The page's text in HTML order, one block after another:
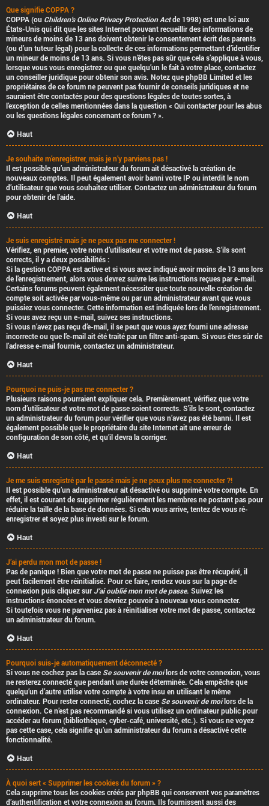
Que signifie COPPA ?
COPPA (ou Children’s Online Privacy Protection Actde 1998) est une loi aux
États-Unis qui dit que les sites Internet pouvant recueillir des informations de
mineurs de moins de 13 ans doivent obtenir le consentement écrit des parents
(ou d’un tuteur légal) pour la collecte de ces informations permettant d’identifier
un mineur de moins de 13 ans. Si vous n’êtes pas sûr que cela s’applique à vous,
lorsque vous vous enregistrez ou que quelqu’un le fait à votre place, contactez
un conseiller juridique pour obtenir son avis. Notez que phpBB Limited et les
propriétaires de ce forum ne peuvent pas fournir de conseils juridiques et ne
sauraient être contactés pour des questions légales de toutes sortes, à
l’exception de celles mentionnées dans la question « Qui contacter pour les abus
ou les questions légales concernant ce forum ? ».
Haut
Je souhaite m’enregistrer, mais je n’y parviens pas !
Il est possible qu’un administrateur du forum ait désactivé la création de
nouveaux comptes. Il peut également avoir banni votre IP ou interdit le nom
d’utilisateur que vous souhaitez utiliser. Contactez un administrateur du forum
pour obtenir de l’aide.
Haut
Je suis enregistré mais je ne peux pas me connecter !
Vérifiez, en premier, votre nom d’utilisateur et votre mot de passe. S’ils sont
corrects, il y a deux possibilités :
Si la gestion COPPA est active et si vous avez indiqué avoir moins de 13 ans lors
de l’enregistrement, alors vous devrez suivre les instructions reçues par e-mail.
Certains forums peuvent également nécessiter que toute nouvelle création de
compte soit activée par vous-même ou par un administrateur avant que vous
puissiez vous connecter. Cette information est indiquée lors de l’enregistrement.
Si vous avez reçu un e-mail, suivez ses instructions.
Si vous n’avez pas reçu d’e-mail, il se peut que vous ayez fourni une adresse
incorrecte ou que l’e-mail ait été traité par un filtre anti-spam. Si vous êtes sûr de
l’adresse e-mail fournie, contactez un administrateur.
Haut
Pourquoi ne puis-je pas me connecter ?
Plusieurs raisons pourraient expliquer cela. Premièrement, vérifiez que votre
nom d’utilisateur et votre mot de passe soient corrects. S’ils le sont, contactez
un administrateur du forum pour vérifier que vous n’avez pas été banni. Il est
également possible que le propriétaire du site Internet ait une erreur de
configuration de son côté, et qu’il devra la corriger.
Haut
Je me suis enregistré par le passé mais je ne peux plus me connecter ?!
Il est possible qu’un administrateur ait désactivé ou supprimé votre compte. En
effet, il est courant de supprimer régulièrement les membres ne postant pas pour
réduire la taille de la base de données. Si cela vous arrive, tentez de vous ré-
enregistrer et soyez plus investi sur le forum.
Haut
J’ai perdu mon mot de passe !
Pas de panique ! Bien que votre mot de passe ne puisse pas être récupéré, il
peut facilement être réinitialisé. Pour ce faire, rendez vous sur la page de
connexion puis cliquez sur J’ai oublié mon mot de passe. Suivez les
instructions énoncées et vous devriez pouvoir à nouveau vous connecter.
Si toutefois vous ne parveniez pas à réinitialiser votre mot de passe, contactez
un administrateur du forum.
Haut
Pourquoi suis-je automatiquement déconnecté ?
Si vous ne cochez pas la case Se souvenir de moilors de votre connexion, vous
ne resterez connecté que pendant une durée déterminée. Cela empêche que
quelqu’un d’autre utilise votre compte à votre insu en utilisant le même
ordinateur. Pour rester connecté, cochez la case Se souvenir de moilors de la
connexion. Ce n’est pas recommandé si vous utilisez un ordinateur public pour
accéder au forum (bibliothèque, cyber-café, université, etc.). Si vous ne voyez
pas cette case, cela signifie qu’un administrateur du forum a désactivé cette
fonctionnalité.
Haut
À quoi sert « Supprimer les cookies du forum » ?
Cela supprime tous les cookies créés par phpBB qui conservent vos paramètres
d’authentification et votre connexion au forum. Ils fournissent aussi des